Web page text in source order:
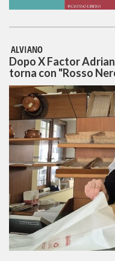
ALVIANO
Dopo X Factor
torna con "Rosso